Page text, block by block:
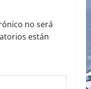
no será
están